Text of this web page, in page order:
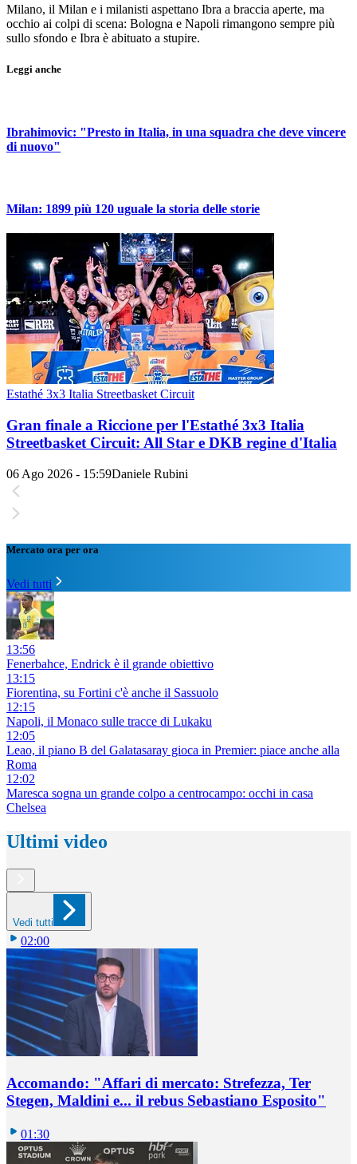
Milano, il Milan e i milanisti aspettano Ibra a braccia aperte, ma
occhio ai colpi di scena: Bologna e Napoli rimangono sempre più
sullo sfondo e Ibra è abituato a stupire.
Leggi anche
Ibrahimovic: "Presto in Italia, in una squadra che deve vincere
di nuovo"
Milan: 1899 più 120 uguale la storia delle storie
Estathé 3x3 Italia Streetbasket Circuit
Gran finale a Riccione per l'Estathé 3x3 Italia
Streetbasket Circuit: All Star e DKB regine d'Italia
06 Ago 2026 - 15:59Daniele Rubini
Mercato ora per ora
Vedi tutti
13:56
Fenerbahce, Endrick è il grande obiettivo
13:15
Fiorentina, su Fortini c'è anche il Sassuolo
12:15
Napoli, il Monaco sulle tracce di Lukaku
12:05
Leao, il piano B del Galatasaray gioca in Premier: piace anche alla
Roma
12:02
Maresca sogna un grande colpo a centrocampo: occhi in casa
Chelsea
Ultimi video
Vedi tutti
02:00
Accomando: "Affari di mercato: Strefezza, Ter
Stegen, Maldini e... il rebus Sebastiano Esposito"
01:30